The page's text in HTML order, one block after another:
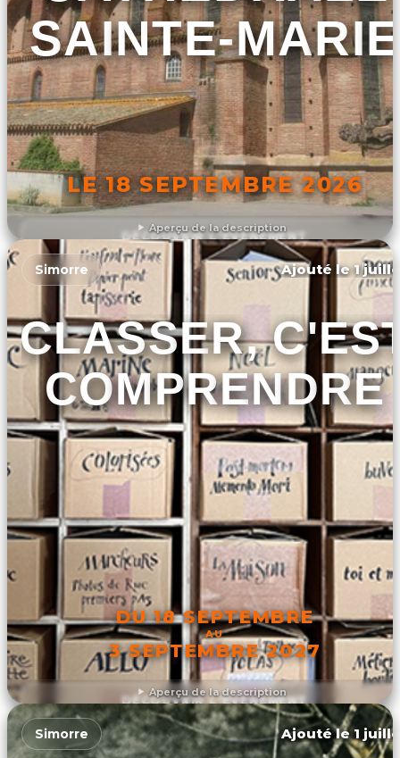
Aperçu de la description
SAINTE-MARIE
LE 18 SEPTEMBRE 2026
DÉCOUVRIR L'ÉVÉNEMENT
Aperçu de la description
Simorre Ajouté le 1
CLASSER,
COMPRENDRE
DU 18 SEPTEMBRE
AU
3 SEPTEMBRE 2027
DÉCOUVRIR L'ÉVÉNEMENT
Simorre Ajouté le 1